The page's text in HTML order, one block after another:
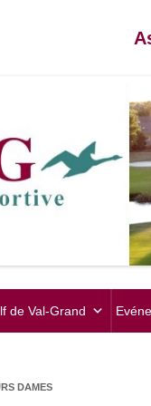
de Val-Grand
DAMES